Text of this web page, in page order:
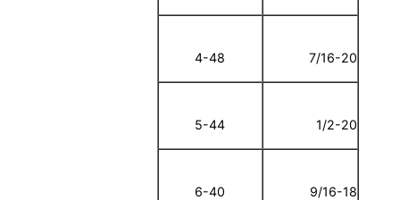
7/16-20
4-48
1/2-20
5-44
9/16-18
6-40